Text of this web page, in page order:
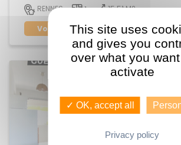
RENNES 1
15.51 M2
Voir le bienThis site uses
and gives you
over what you
activate
✓ OK, accept all
Privacy policy